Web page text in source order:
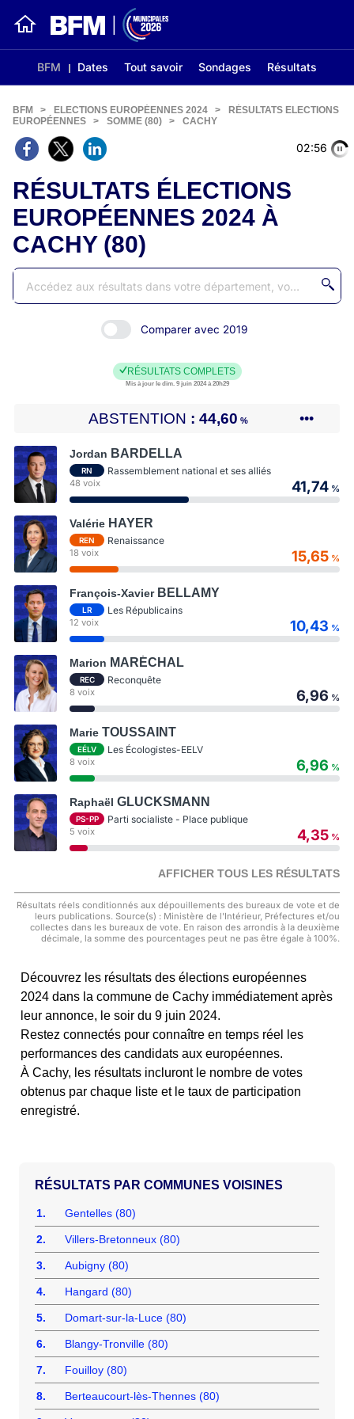
BFM Dates Tout savoir Sondages Résultats
02:56
BFM > ELECTIONS EUROPÉENNES 2024 >
RÉSULTATS ELECTIONS
EUROPÉENNES
> SOMME (80) > CACHY
RÉSULTATS ÉLECTIONS
EUROPÉENNES 2024 À
CACHY (80)
Comparer avec 2019
RÉSULTATS COMPLETS
Mis à jour le dim. 9 juin 2024 à 20h29
ABSTENTION 44,60 % •••
Jordan BARDELLA
RN Rassemblement national et ses alliés
48 voix 41,74 %
Valérie HAYER
REN Renaissance
18 voix 15,65 %
François-Xavier BELLAMY
LR Les Républicains
12 voix 10,43 %
Marion MARÉCHAL
REC Reconquête
8 voix 6,96 %
Marie TOUSSAINT
EÉLV Les Écologistes-EELV
8 voix 6,96 %
Raphaël GLUCKSMANN
PS-PP Parti socialiste - Place publique
5 voix 4,35 %
AFFICHER TOUS LES RÉSULTATS
Résultats réels conditionnés aux dépouillements des bureaux de vote et de
leurs publications. Source(s) : Ministère de l'Intérieur, Préfectures et/ou
collectes dans les bureaux de vote. En raison des arrondis à la deuxième
décimale, la somme des pourcentages peut ne pas être égale à 100%.
Découvrez les résultats des élections européennes
2024 dans la commune de Cachy immédiatement après
leur annonce, le soir du 9 juin 2024.
Restez connectés pour connaître en temps réel les
performances des candidats aux européennes.
À Cachy, les résultats incluront le nombre de votes
obtenus par chaque liste et le taux de participation
enregistré.
COMMUNES VOISINES
1. Gentelles (80)
2. Villers-Bretonneux (80)
3. Aubigny (80)
4. Hangard (80)
5. Domart-sur-la-Luce (80)
6. Blangy-Tronville (80)
7. Fouilloy (80)
8. Berteaucourt-lès-Thennes (80)